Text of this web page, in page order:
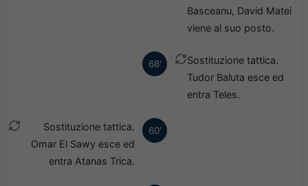
Basceanu, David Matei
viene al suo posto.
68'
Sostituzione tattica.
Tudor Baluta esce ed
entra Teles.
60'
Sostituzione tattica.
Omar El Sawy esce ed
entra Atanas Trica.